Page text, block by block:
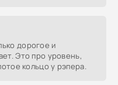
дорогое и
Это про уровень,
кольцо у рэпера.